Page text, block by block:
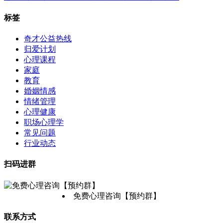
标签
奇才公益热线
归爱计划
心理课程
家庭
教育
婚姻情感
情绪管理
心理健康
职场心理学
常见问题
行业动态
扫码进群
免费心理咨询【预约群】
联系方式